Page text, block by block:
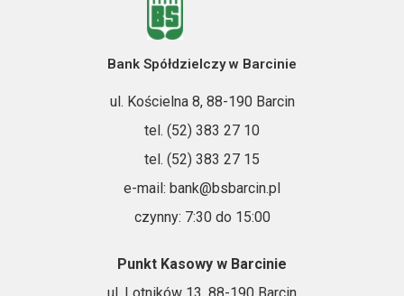
Bank Spółdzielczy w Barcinie
ul. Kościelna 8, 88-190 Barcin
tel. (52) 383 27 10
tel. (52) 383 27 15
e-mail: bank@bsbarcin.pl
czynny: 7:30 do 15:00
Punkt Kasowy w Barcinie